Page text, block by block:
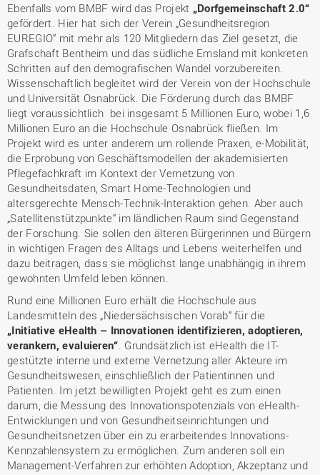
Ebenfalls vom BMBF wird das Projekt „Dorfgemeinschaft 2.0“
gefördert. Hier hat sich der Verein „Gesundheitsregion
EUREGIO“ mit mehr als 120 Mitgliedern das Ziel gesetzt, die
Grafschaft Bentheim und das südliche Emsland mit konkreten
Schritten auf den demografischen Wandel vorzubereiten.
Wissenschaftlich begleitet wird der Verein von der Hochschule
und Universität Osnabrück. Die Förderung durch das BMBF
liegt voraussichtlich bei insgesamt 5 Millionen Euro, wobei 1,6
Millionen Euro an die Hochschule Osnabrück fließen. Im
Projekt wird es unter anderem um rollende Praxen, e-Mobilität,
die Erprobung von Geschäftsmodellen der akademisierten
Pflegefachkraft im Kontext der Vernetzung von
Gesundheitsdaten, Smart Home-Technologien und
altersgerechte Mensch-Technik-Interaktion gehen. Aber auch
„Satellitenstützpunkte“ im ländlichen Raum sind Gegenstand
der Forschung. Sie sollen den älteren Bürgerinnen und Bürgern
in wichtigen Fragen des Alltags und Lebens weiterhelfen und
dazu beitragen, dass sie möglichst lange unabhängig in ihrem
gewohnten Umfeld leben können.
Rund eine Millionen Euro erhält die Hochschule aus
Landesmitteln des „Niedersächsischen Vorab“ für die
„Initiative eHealth – Innovationen identifizieren, adoptieren,
verankern, evaluieren“. Grundsätzlich ist eHealth die IT-
gestützte interne und externe Vernetzung aller Akteure im
Gesundheitswesen, einschließlich der Patientinnen und
Patienten. Im jetzt bewilligten Projekt geht es zum einen
darum, die Messung des Innovationspotenzials von eHealth-
Entwicklungen und von Gesundheitseinrichtungen und
Gesundheitsnetzen über ein zu erarbeitendes Innovations-
Kennzahlensystem zu ermöglichen. Zum anderen soll ein
Management-Verfahren zur erhöhten Adoption, Akzeptanz und